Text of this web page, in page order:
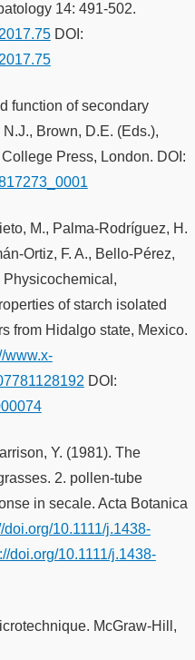
14: 491-502.
DOI:
function of secondary
Brown, D.E. (Eds.),
Press, London. DOI:
M., Palma-Rodríguez, H.
Ortiz, F. A., Bello-Pérez,
Physicochemical,
of starch isolated
from Hidalgo state, Mexico.
www.x-
DOI:
Y. (1981). The
2. pollen-tube
in secale. Acta Botanica
doi.org/10.1111/j.1438-
doi.org/10.1111/j.1438-
McGraw-Hill,